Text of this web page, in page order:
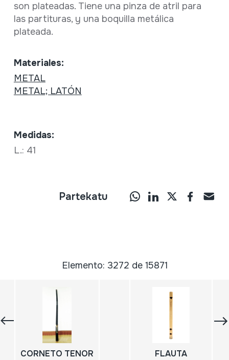
son plateadas. Tiene una pinza de atril para
las partituras, y una boquilla metálica
plateada.
Materiales:
METAL
METAL; LATÓN
Medidas:
L.: 41
Partekatu
Elemento: 3272 de 15871
CORNETO TENOR FLAUTA